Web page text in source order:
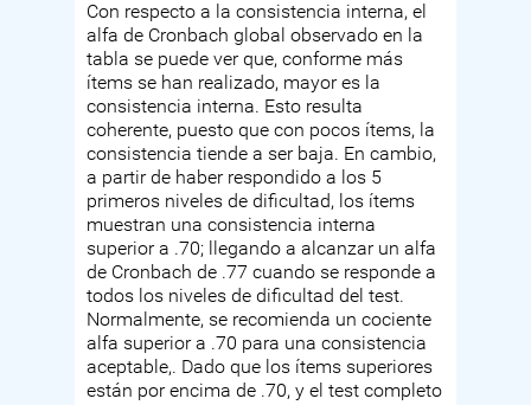
Con respecto a la consistencia interna, el
alfa de Cronbach global observado en la
tabla se puede ver que, conforme más
ítems se han realizado, mayor es la
consistencia interna. Esto resulta
coherente, puesto que con pocos ítems, la
consistencia tiende a ser baja. En cambio,
a partir de haber respondido a los 5
primeros niveles de dificultad, los ítems
muestran una consistencia interna
superior a .70; llegando a alcanzar un alfa
de Cronbach de .77 cuando se responde a
todos los niveles de dificultad del test.
Normalmente, se recomienda un cociente
alfa superior a .70 para una consistencia
aceptable,. Dado que los ítems superiores
están por encima de .70, y el test completo